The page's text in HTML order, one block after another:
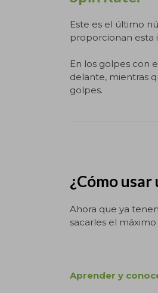
Este es el último
proporcionan esta
En los golpes con
delante, mientras
golpes.
¿Cómo
Ahora que ya
sacarles el
Aprender y